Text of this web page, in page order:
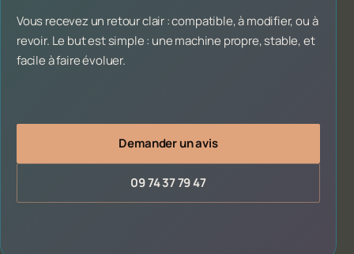
Vous recevez un retour clair : compatible, à modifier, ou à
revoir. Le but est simple : une machine propre, stable, et
facile à faire évoluer.
Demander un avis
09 74 37 79 47